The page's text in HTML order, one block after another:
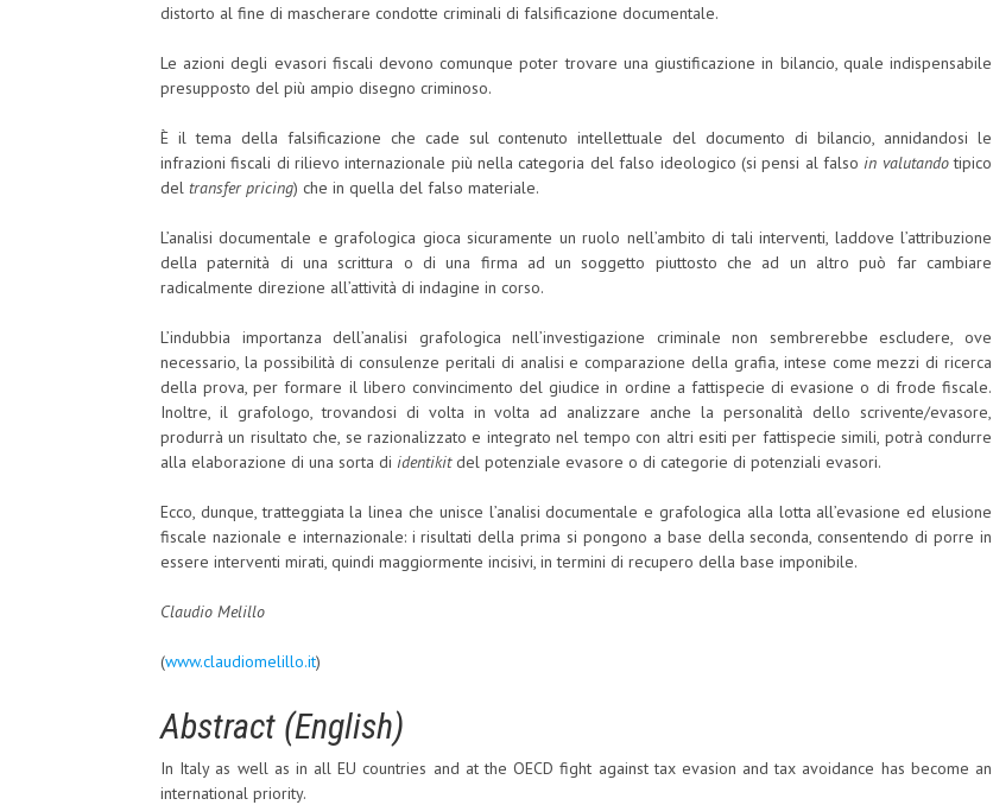
distorto al fine di mascherare condotte criminali di falsificazione documentale.
Le azioni degli evasori fiscali devono comunque poter trovare una giustificazione in bilancio, quale indispensabile
presupposto del più ampio disegno criminoso.
È il tema della falsificazione che cade sul contenuto intellettuale del documento di bilancio, annidandosi le
infrazioni fiscali di rilievo internazionale più nella categoria del falso ideologico (si pensi al falsoin valutandotipico
del transfer pricing) che in quella del falso materiale.
L’analisi documentale e grafologica gioca sicuramente un ruolo nell’ambito di tali interventi, laddove l’attribuzione
della paternità di una scrittura o di una firma ad un soggetto piuttosto che ad un altro può far cambiare
radicalmente direzione all’attività di indagine in corso.
L’indubbia importanza dell’analisi grafologica nell’investigazione criminale non sembrerebbe escludere, ove
necessario, la possibilità di consulenze peritali di analisi e comparazione della grafia, intese come mezzi di ricerca
della prova, per formare il libero convincimento del giudice in ordine a fattispecie di evasione o di frode fiscale.
Inoltre, il grafologo, trovandosi di volta in volta ad analizzare anche la personalità dello scrivente/evasore,
produrrà un risultato che, se razionalizzato e integrato nel tempo con altri esiti per fattispecie simili, potrà condurre
alla elaborazione di una sorta di identikitdel potenziale evasore o di categorie di potenziali evasori.
Ecco, dunque, tratteggiata la linea che unisce l’analisi documentale e grafologica alla lotta all’evasione ed elusione
fiscale nazionale e internazionale: i risultati della prima si pongono a base della seconda, consentendo di porre in
essere interventi mirati, quindi maggiormente incisivi, in termini di recupero della base imponibile.
Claudio Melillo
(www.claudiomelillo.it)
Abstract (English)
In Italy as well as in all EU countries and at the OECD fight against tax evasion and tax avoidance has become an
international priority.